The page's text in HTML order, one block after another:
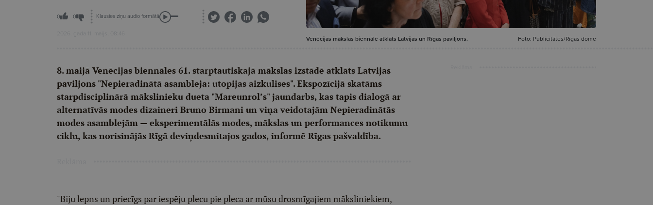
0 0 Klausies ziņu audio formātā
2026. gada 11. maijs, 08:46
Venēcijas mākslas biennālē atklāts Latvijas un Rīgas paviljons. Foto: Publicitātes/Rīgas dome
8. maijā Venēcijas biennāles 61. starptautiskajā mākslas izstādē atklāts Latvijas
paviljons "Nepieradinātā asambleja: utopijas aizkulises". Ekspozīcijā skatāms
starpdisciplinārā mākslinieku dueta "Mareunrol’s" jaundarbs, kas tapis dialogā ar
alternatīvās modes dizaineri Bruno Birmani un viņa veidotajām Nepieradinātās
modes asamblejām — eksperimentālās modes, mākslas un performances notikumu
ciklu, kas norisinājās Rīgā deviņdesmitajos gados, informē Rīgas pašvaldība.
"Biju lepns un priecīgs par iespēju plecu pie pleca ar mūsu drosmīgajiem māksliniekiem,